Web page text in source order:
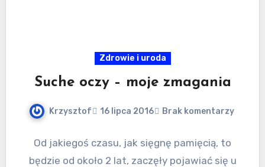
Zdrowie i uroda
Suche oczy – moje zmagania
Krzysztof 16 lipca 2016 Brak komentarzy
Od jakiegoś czasu, jak sięgnę pamięcią, to
będzie od około 2 lat, zaczęły pojawiać się u